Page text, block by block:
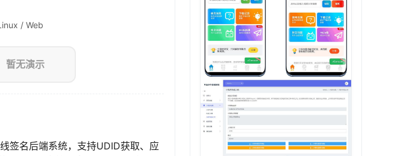
/ Web
暂无演示
签名后端系统，支持UDID获取、应